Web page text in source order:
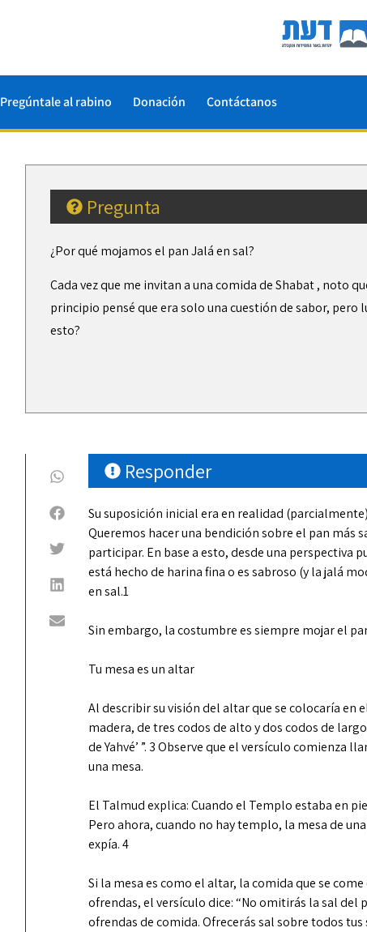
Pregúntale al rabino Donación Contáctanos
Pregunta
¿Por qué mojamos el pan Jalá en sal?
Cada vez que me invitan a una comida de Shabat , noto
principio pensé que era solo una cuestión de sabor, pero
esto?
Responder
Su suposición inicial era en realidad
Queremos hacer una bendición sobre el pan más
participar. En base a esto, desde una perspectiva
está hecho de harina fina o es sabroso (y la jalá
en sal.1
Sin embargo, la costumbre es siempre mojar el
Tu mesa es un altar
Al describir su visión del altar que se colocaría en
madera, de tres codos de alto y dos codos de
de Yahvé’ ”. 3 Observe que el versículo comienza
una mesa.
El Talmud explica: Cuando el Templo estaba en
Pero ahora, cuando no hay templo, la mesa de
expía. 4
Si la mesa es como el altar, la comida que se
ofrendas, el versículo dice: “No omitirás la sal del
ofrendas de comida. Ofrecerás sal sobre todos